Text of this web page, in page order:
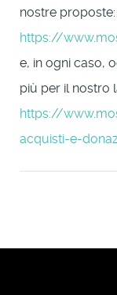
nostre proposte:
https://
e, in ogni caso,
più per il nostro
https://
acquisti-e-